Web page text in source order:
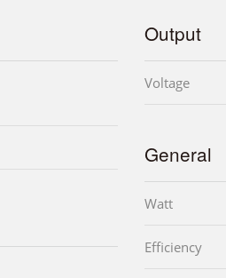
Output
Voltage
General
Watt
Efficiency